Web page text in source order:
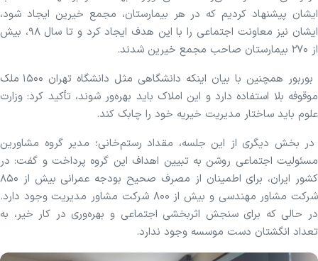
ایشان پیشنهاد کردیم که در هر بیمارستان، مجمع خیرین ایجاد شود،
ایشان نیز معاونت اجتماعی را با این هدف ایجاد کرد و تا سال ۹۸، بیش
از ۲۷۰ بیمارستان صاحب مجمع خیرین شدند.
بوربور همچنین با بیان اینکه دانشگاهی مثل دانشگاه تهران ۱۵۰۰ ملک
موقوفه بلا استفاده دارد و این املاک باید بهره‌ور شوند، تأکید کرد: وزارت
علوم باید ساختار مدیریت خیریه خود را چابک کند.
در بخش دیگری از این جلسه، مقداد رستم‌خانی؛ مدیر گروه مشاورین
مسئولیت اجتماعی روشن به تبیین اهداف این گروه پرداخت و گفت: در
کشور ایران، برای اطمینان از مصرف صحیح بودجه عمرانی بیش از ۸۵۰
شرکت مشاور مهندسی و بیش از ۸۰۰ شرکت مشاور مدیریت وجود دارد.
در حالی که برای سنجش اثربخشی اجتماعی و بهره‌وری در کار خیر، به
تعداد انگشتان دست موسسه وجود ندارد.